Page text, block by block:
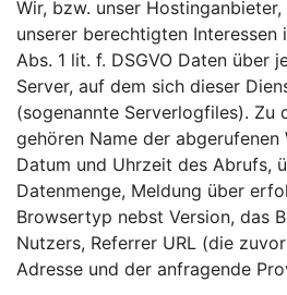
Wir, bzw. unser
unserer berechtigten Interessen
Abs. 1 lit. f. DSGVO Daten über
Server, auf dem sich dieser
(sogenannte Serverlogfiles). Zu
gehören Name der abgerufenen
Datum und Uhrzeit des Abrufs,
Datenmenge, Meldung über
Browsertyp nebst Version, das
Nutzers, Referrer URL (die
Adresse und der anfragende